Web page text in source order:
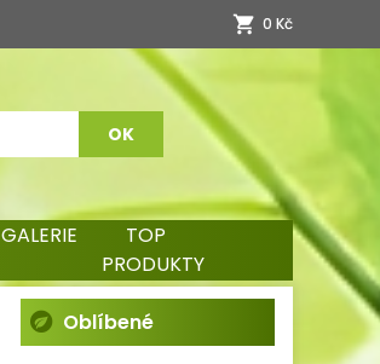
0 Kč
GALERIE
TOP
PRODUKTY
Oblíbené